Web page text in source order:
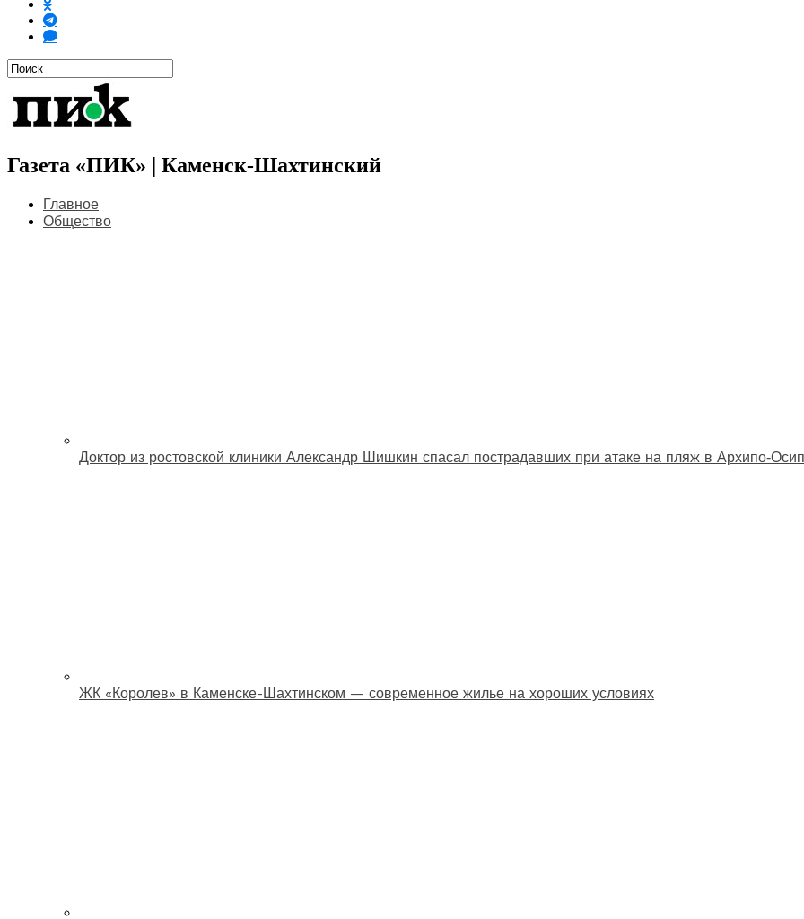
Газета «ПИК» | Каменск-Шахтинский
Главное
Общество
Доктор из ростовской клиники Александр Шишкин спасал пострадавших при атаке на пляж в
ЖК «Королев» в Каменске-Шахтинском — современное жилье на хороших условиях